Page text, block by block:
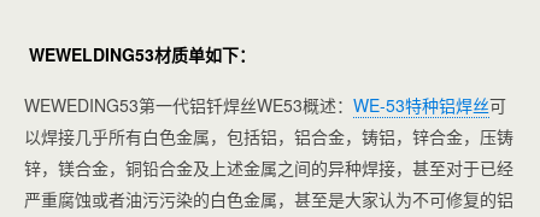
WEWELDING53材质单如下：
WEWEDING53第一代铝钎焊丝WE53概述： WE-53特种铝焊丝可
以焊接几乎所有白色金属，包括铝，铝合金，铸铝，锌合金，压铸
锌，镁合金，铜铅合金及上述金属之间的异种焊接，甚至对于已经
严重腐蚀或者油污污染的白色金属，甚至是大家认为不可修复的铝